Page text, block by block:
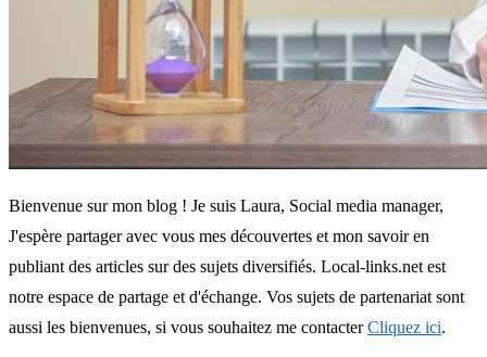
Bienvenue sur mon blog ! Je suis Laura, Social media manager,
J'espère partager avec vous mes découvertes et mon savoir en
publiant des articles sur des sujets diversifiés. Local-links.net est
notre espace de partage et d'échange. Vos sujets de partenariat sont
aussi les bienvenues, si vous souhaitez me contacterCliquez ici.